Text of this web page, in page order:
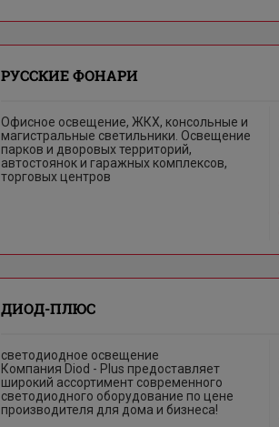
РУССКИЕ ФОНАРИ
Офисное освещение, ЖКХ, консольные и
магистральные светильники. Освещение
парков и дворовых территорий,
автостоянок и гаражных комплексов,
торговых центров
ДИОД-ПЛЮС
cветодиодное освещение
Компания Diod - Plus предоставляет
широкий ассортимент современного
светодиодного оборудование по цене
производителя для дома и бизнеса!